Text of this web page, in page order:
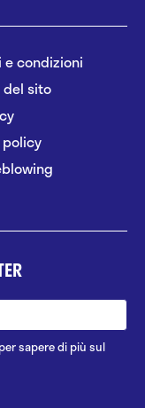
e condizioni
del sito
policy
per sapere di più sul